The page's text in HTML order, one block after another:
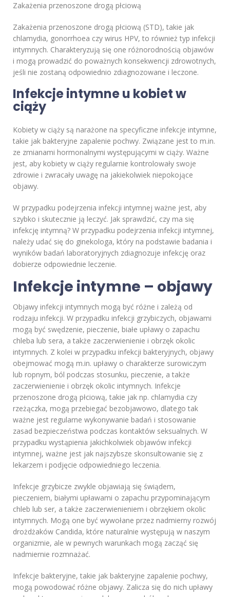
Zakażenia przenoszone drogą płciową
Zakażenia przenoszone drogą płciową (STD), takie jak
chlamydia, gonorrhoea czy wirus HPV, to również typ infekcji
intymnych. Charakteryzują się one różnorodnością objawów
i mogą prowadzić do poważnych konsekwencji zdrowotnych,
jeśli nie zostaną odpowiednio zdiagnozowane i leczone.
Infekcje intymne u kobiet w
ciąży
Kobiety w ciąży są narażone na specyficzne infekcje intymne,
takie jak bakteryjne zapalenie pochwy. Związane jest to m.in.
ze zmianami hormonalnymi występującymi w ciąży. Ważne
jest, aby kobiety w ciąży regularnie kontrolowały swoje
zdrowie i zwracały uwagę na jakiekolwiek niepokojące
objawy.
W przypadku podejrzenia infekcji intymnej ważne jest, aby
szybko i skutecznie ją leczyć. Jak sprawdzić, czy ma się
infekcję intymną? W przypadku podejrzenia infekcji intymnej,
należy udać się do ginekologa, który na podstawie badania i
wyników badań laboratoryjnych zdiagnozuje infekcję oraz
dobierze odpowiednie leczenie.
Infekcje intymne – objawy
Objawy infekcji intymnych mogą być różne i zależą od
rodzaju infekcji. W przypadku infekcji grzybiczych, objawami
mogą być swędzenie, pieczenie, białe upławy o zapachu
chleba lub sera, a także zaczerwienienie i obrzęk okolic
intymnych. Z kolei w przypadku infekcji bakteryjnych, objawy
obejmować mogą m.in. upławy o charakterze surowiczym
lub ropnym, ból podczas stosunku, pieczenie, a także
zaczerwienienie i obrzęk okolic intymnych. Infekcje
przenoszone drogą płciową, takie jak np. chlamydia czy
rzeżączka, mogą przebiegać bezobjawowo, dlatego tak
ważne jest regularne wykonywanie badań i stosowanie
zasad bezpieczeństwa podczas kontaktów seksualnych. W
przypadku wystąpienia jakichkolwiek objawów infekcji
intymnej, ważne jest jak najszybsze skonsultowanie się z
lekarzem i podjęcie odpowiedniego leczenia.
Infekcje grzybicze zwykle objawiają się świądem,
pieczeniem, białymi upławami o zapachu przypominającym
chleb lub ser, a także zaczerwienieniem i obrzękiem okolic
intymnych. Mogą one być wywołane przez nadmierny rozwój
drożdżaków Candida, które naturalnie występują w naszym
organizmie, ale w pewnych warunkach mogą zacząć się
nadmiernie rozmnażać.
Infekcje bakteryjne, takie jak bakteryjne zapalenie pochwy,
mogą powodować różne objawy. Zalicza się do nich upławy